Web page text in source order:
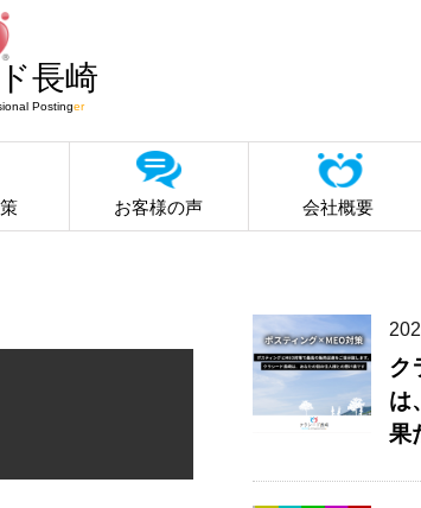
長崎
Postinger
お客様の声 会社概要
ク
は
果